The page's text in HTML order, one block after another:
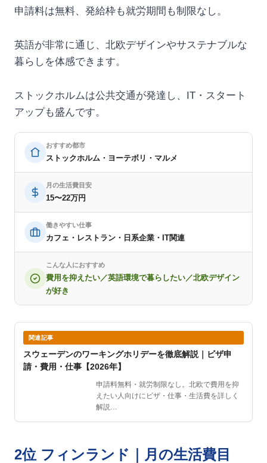
申請料は無料、発給枠も就労期間も制限なし。
英語が非常に通じ、北欧デザインやサステナブルな
暮らしを体感できます。
ストックホルムは公共交通が発達し、IT・スタート
アップも盛んです。
おすすめ都市
ストックホルム・ヨーテボリ・マルメ
月の生活費目安
15〜22万円
働きやすい仕事
カフェ・レストラン・日系企業・IT関連
こんな人におすすめ
費用を抑えたい／英語環境で暮らしたい／北欧デザイン
が好き
関連記事
スウェーデンのワーキングホリデーを徹底解説｜ビザ申
請・費用・仕事【2026年】
申請料無料・就労制限なし。北欧で費用を抑
えたい人向けにビザ・仕事・生活費を詳しく
解説…
2位 フィンランド｜月の生活費目